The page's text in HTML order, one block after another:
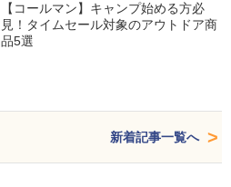
【コールマン】キャンプ始める方必
見！タイムセール対象のアウトドア商
品5選
新着記事一覧へ